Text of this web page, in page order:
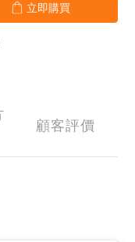
立即購買
顧客評價